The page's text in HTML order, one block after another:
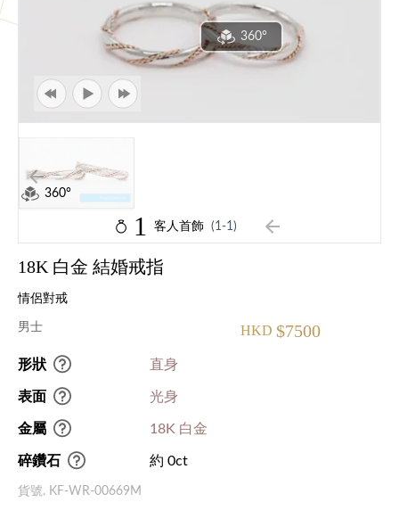
360°
360°
1 客人首飾 (1-1)
18K 白金 結婚戒指
情侶對戒
男士 HKD $7500
形狀 直身
表面 光身
金屬 18K 白金
碎鑽石 約 0ct
貨號. KF-WR-00669M